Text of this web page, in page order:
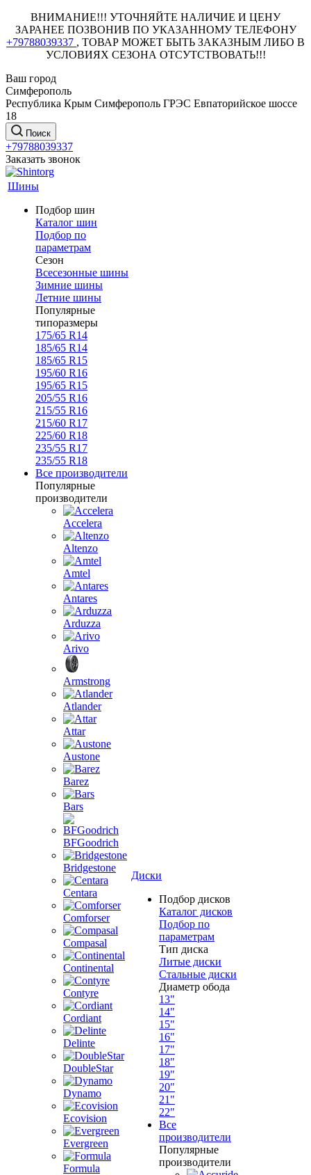
ВНИМАНИЕ!!! УТОЧНЯЙТЕ НАЛИЧИЕ И ЦЕНУ
ЗАРАНЕЕ ПОЗВОНИВ ПО УКАЗАННОМУ ТЕЛЕФОНУ
+79788039337 , ТОВАР МОЖЕТ БЫТЬ ЗАКАЗНЫМ ЛИБО В
УСЛОВИЯХ СЕЗОНА ОТСУТСТВОВАТЬ!!!
Ваш город
Симферополь
Республика Крым Симферополь ГРЭС Евпаторийское шоссе
18
Поиск
+79788039337
Заказать звонок
Шины
Подбор шин
Каталог шин
Подбор по
параметрам
Сезон
Всесезонные шины
Зимние шины
Летние шины
Популярные
типоразмеры
175/65 R14
185/65 R14
185/65 R15
195/60 R16
195/65 R15
205/55 R16
215/55 R16
215/60 R17
225/60 R18
235/55 R17
235/55 R18
Все производители
Популярные
производители
Accelera
Altenzo
Amtel
Antares
Arduzza
Arivo
Armstrong
Atlander
Attar
Austone
Barez
Bars
BFGoodrich
Bridgestone
Centara
Comforser
Compasal
Continental
Contyre
Cordiant
Delinte
DoubleStar
Dynamo
Ecovision
Evergreen
Formula
Диски
Подбор дисков
Каталог дисков
Подбор по
параметрам
Тип диска
Литые диски
Стальные диски
Диаметр обода
13"
14"
15"
16"
17"
18"
19"
20"
21"
22"
Все
производители
Популярные
производители